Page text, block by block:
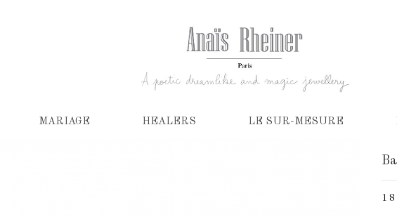
MARIAGE HEALERS LE SUR-MESURE
1